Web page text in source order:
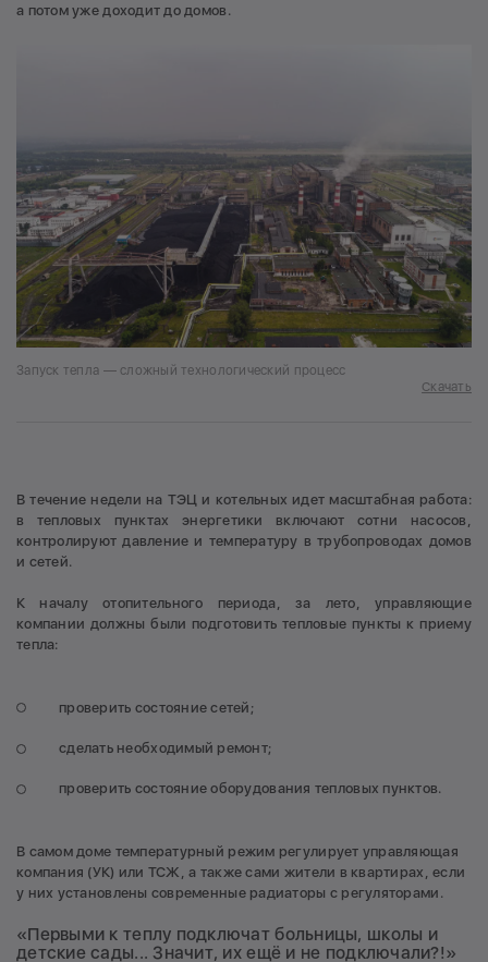
а потом уже доходит до домов.
Запуск тепла — сложный технологический процесс
Скачать
В течение недели на ТЭЦ и котельных идет масштабная работа:
в тепловых пунктах энергетики включают сотни насосов,
контролируют давление и температуру в трубопроводах домов
и сетей.
К началу отопительного периода, за лето, управляющие
компании должны были подготовить тепловые пункты к приему
тепла:
проверить состояние сетей;
сделать необходимый ремонт;
проверить состояние оборудования тепловых пунктов.
В самом доме температурный режим регулирует управляющая
компания (УК) или ТСЖ, а также сами жители в квартирах, если
у них установлены современные радиаторы с регуляторами.
«Первыми к теплу подключат больницы, школы и
детские сады... Значит, их ещё и не подключали?!»